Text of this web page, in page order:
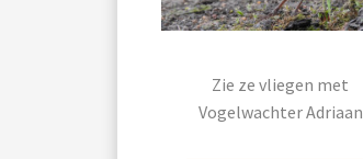
Zie ze vliegen met
Vogelwachter Adriaan